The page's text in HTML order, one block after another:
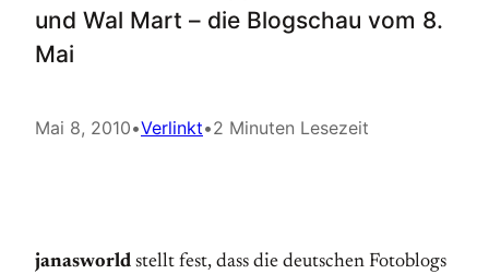
und Wal Mart – die Blogschau vom 8.
Mai
Mai 8, 2010•Verlinkt•2 Minuten Lesezeit
janasworld stellt fest, dass die deutschen Fotoblogs